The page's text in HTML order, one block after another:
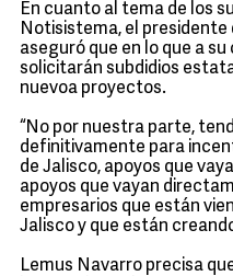
En cuanto al tema de los
Notisistema, el presidente
aseguró que en lo que a
solicitarán subdidios
nuevoa proyectos.
“No por nuestra parte,
definitivamente para
de Jalisco, apoyos que
apoyos que vayan
empresarios que están
Jalisco y que están
Lemus Navarro precisa